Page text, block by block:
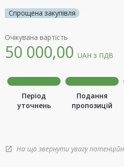
Спрощена закупівля
Очікувана вартість
50 000,00 UAH з ПДВ
Період
уточнень
Подання
пропозицій
open_in_new На що звернути увагу